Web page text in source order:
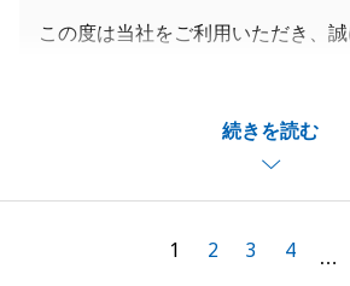
続きを読む
この度は当社をご利用いただき、
O様のご協力の甲斐もあり、大変ス
なりました。
1 2 3 4 …